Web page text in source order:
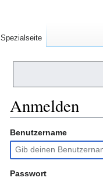
Anmelden
Zur
Navigation
springen
Zur
Suche
springen
Benutzername
Passwort
Spezialseite